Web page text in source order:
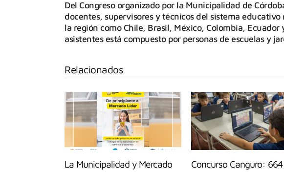
Del Congreso organizado por la Municipalidad de
docentes, supervisores y técnicos del sistema
la región como Chile, Brasil, México, Colombia, Ecuador
asistentes está compuesto por personas de escuelas y
Relacionados
La Municipalidad y Mercado
Concurso Canguro: 664